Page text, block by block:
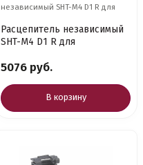
независимый SHT-M4 D1 R для
Расцепитель независимый
SHT-M4 D1 R для
5076 руб.
В корзину